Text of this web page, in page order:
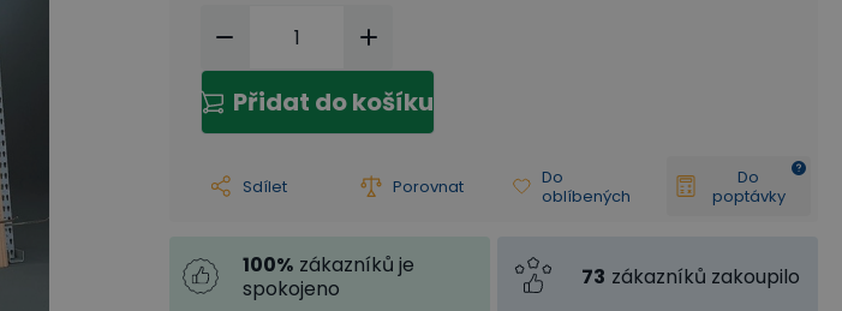
Přidat do košíku
Sdílet Porovnat
Do
oblíbených
Do
poptávky
100% zákazníků je
spokojeno
73 zákazníků zakoupilo